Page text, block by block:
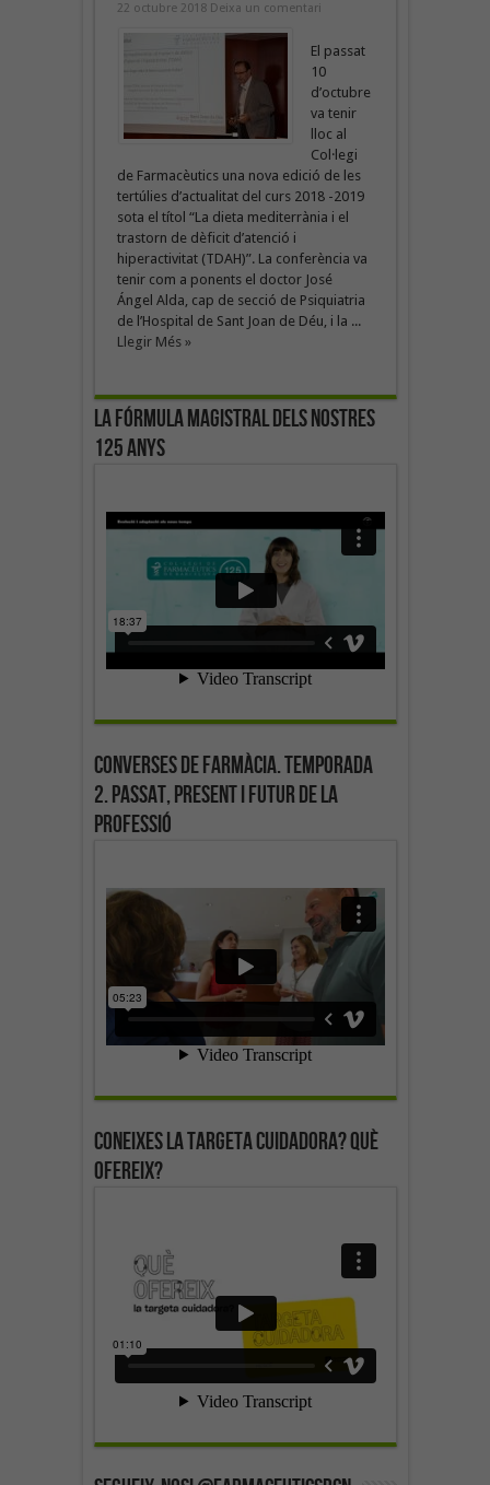
22 octubre 2018 Deixa un comentari
El passat
10
d’octubre
va tenir
lloc al
Col·legi
de Farmacèutics una nova edició de les
tertúlies d’actualitat del curs 2018 -2019
sota el títol “La dieta mediterrània i el
trastorn de dèficit d’atenció i
hiperactivitat (TDAH)”. La conferència va
tenir com a ponents el doctor José
Ángel Alda, cap de secció de Psiquiatria
de l’Hospital de Sant Joan de Déu, i la ...
Llegir Més »
La fórmula magistral dels nostres
125 anys
Converses de farmàcia. Temporada
2. Passat, present i futur de la
professió
Coneixes la targeta cuidadora? Què
ofereix?